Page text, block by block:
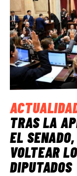
TRAS LA
EL
VOLTEAR
DIPUTADOS